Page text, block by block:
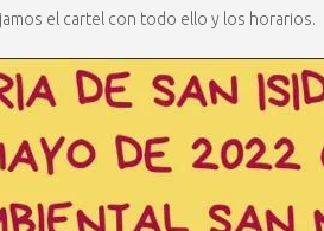
el cartel con todo ello y los horarios.